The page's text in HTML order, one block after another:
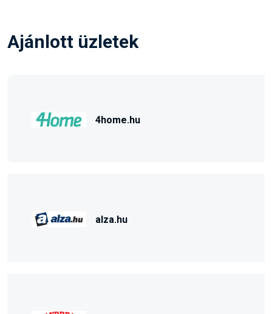
Ajánlott üzletek
4home.hu
alza.hu